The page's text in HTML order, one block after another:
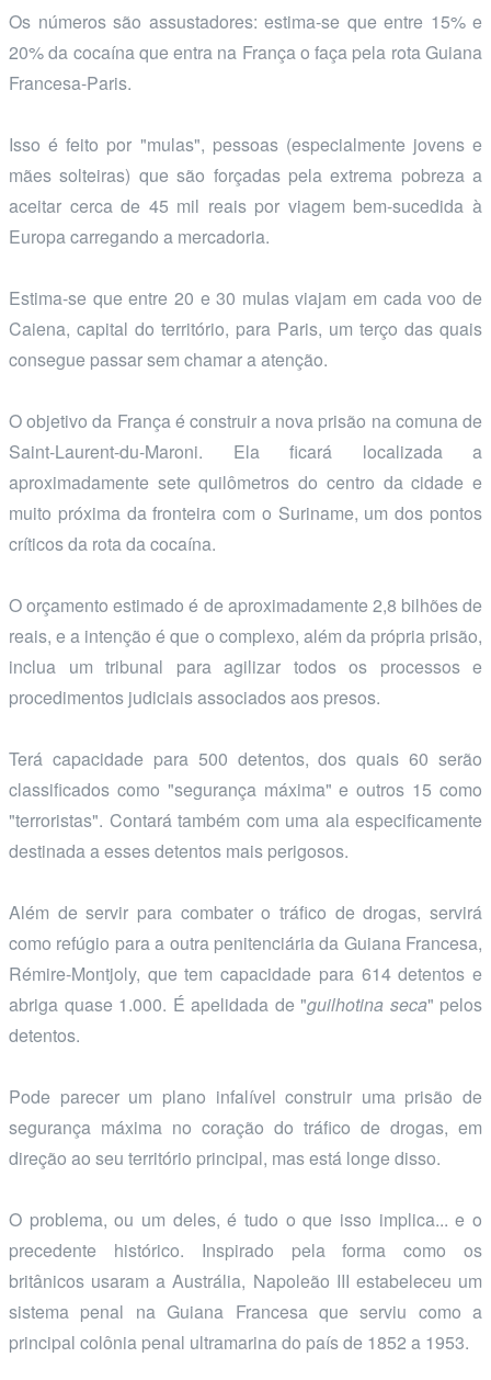
Os números são assustadores: estima-se que entre 15% e
20% da cocaína que entra na França o faça pela rota Guiana
Francesa-Paris.
Isso é feito por "mulas", pessoas (especialmente jovens e
mães solteiras) que são forçadas pela extrema pobreza a
aceitar cerca de 45 mil reais por viagem bem-sucedida à
Europa carregando a mercadoria.
Estima-se que entre 20 e 30 mulas viajam em cada voo de
Caiena, capital do território, para Paris, um terço das quais
consegue passar sem chamar a atenção.
O objetivo da França é construir a nova prisão na comuna de
Saint-Laurent-du-Maroni. Ela ficará localizada a
aproximadamente sete quilômetros do centro da cidade e
muito próxima da fronteira com o Suriname, um dos pontos
críticos da rota da cocaína.
O orçamento estimado é de aproximadamente 2,8 bilhões de
reais, e a intenção é que o complexo, além da própria prisão,
inclua um tribunal para agilizar todos os processos e
procedimentos judiciais associados aos presos.
Terá capacidade para 500 detentos, dos quais 60 serão
classificados como "segurança máxima" e outros 15 como
"terroristas". Contará também com uma ala especificamente
destinada a esses detentos mais perigosos.
Além de servir para combater o tráfico de drogas, servirá
como refúgio para a outra penitenciária da Guiana Francesa,
Rémire-Montjoly, que tem capacidade para 614 detentos e
abriga quase 1.000. É apelidada de "guilhotina seca" pelos
detentos.
Pode parecer um plano infalível construir uma prisão de
segurança máxima no coração do tráfico de drogas, em
direção ao seu território principal, mas está longe disso.
O problema, ou um deles, é tudo o que isso implica... e o
precedente histórico. Inspirado pela forma como os
britânicos usaram a Austrália, Napoleão III estabeleceu um
sistema penal na Guiana Francesa que serviu como a
principal colônia penal ultramarina do país de 1852 a 1953.